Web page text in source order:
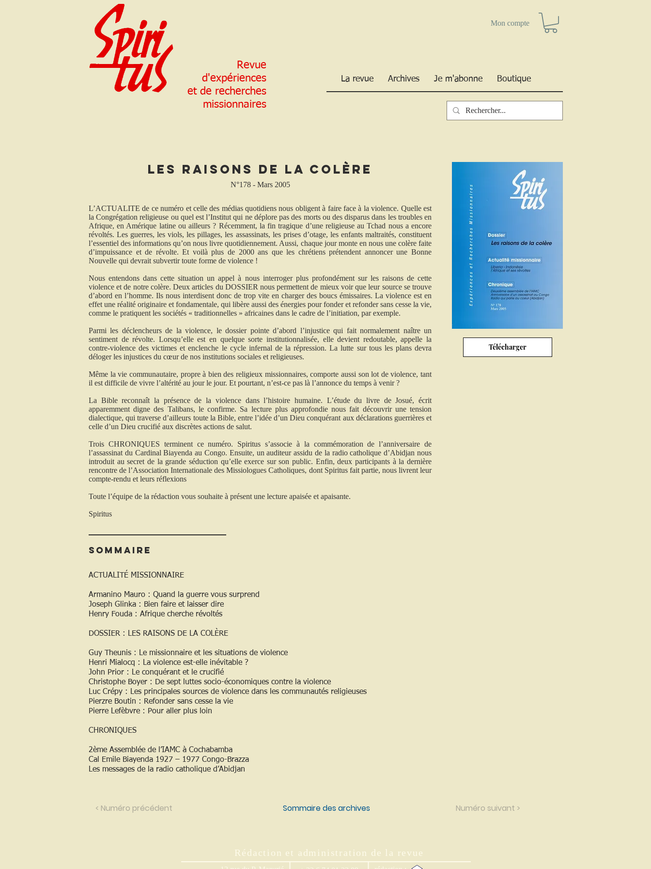
Revue
d'expériences
et de recherches
missionnaires
Mon compte
La revue Archives Je m'abonne Boutique
Les raisons de la colère
N°178 - Mars 2005
L’ACTUALITE de ce numéro et celle des médias quotidiens nous obligent à faire face à la violence. Quelle est
la Congrégation religieuse ou quel est l’Institut qui ne déplore pas des morts ou des disparus dans les troubles en
Afrique, en Amérique latine ou ailleurs ? Récemment, la fin tragique d’une religieuse au Tchad nous a encore
révoltés. Les guerres, les viols, les pillages, les assassinats, les prises d’otage, les enfants maltraités, constituent
l’essentiel des informations qu’on nous livre quotidiennement. Aussi, chaque jour monte en nous une colère faite
d’impuissance et de révolte. Et voilà plus de 2000 ans que les chrétiens prétendent annoncer une Bonne
Nouvelle qui devrait subvertir toute forme de violence !
Nous entendons dans cette situation un appel à nous interroger plus profondément sur les raisons de cette
violence et de notre colère. Deux articles du DOSSIER nous permettent de mieux voir que leur source se trouve
d’abord en l’homme. Ils nous interdisent donc de trop vite en charger des boucs émissaires. La violence est en
effet une réalité originaire et fondamentale, qui libère aussi des énergies pour fonder et refonder sans cesse la vie,
comme le pratiquent les sociétés « traditionnelles » africaines dans le cadre de l’initiation, par exemple.
Parmi les déclencheurs de la violence, le dossier pointe d’abord l’injustice qui fait normalement naître un
sentiment de révolte. Lorsqu’elle est en quelque sorte institutionnalisée, elle devient redoutable, appelle la
contre-violence des victimes et enclenche le cycle infernal de la répression. La lutte sur tous les plans devra
déloger les injustices du cœur de nos institutions sociales et religieuses.
Même la vie communautaire, propre à bien des religieux missionnaires, comporte aussi son lot de violence, tant
il est difficile de vivre l’altérité au jour le jour. Et pourtant, n’est-ce pas là l’annonce du temps à venir ?
La Bible reconnaît la présence de la violence dans l’histoire humaine. L’étude du livre de Josué, écrit
apparemment digne des Talibans, le confirme. Sa lecture plus approfondie nous fait découvrir une tension
dialectique, qui traverse d’ailleurs toute la Bible, entre l’idée d’un Dieu conquérant aux déclarations guerrières et
celle d’un Dieu crucifié aux discrètes actions de salut.
Trois CHRONIQUES terminent ce numéro. Spiritus s’associe à la commémoration de l’anniversaire de
l’assassinat du Cardinal Biayenda au Congo. Ensuite, un auditeur assidu de la radio catholique d’Abidjan nous
introduit au secret de la grande séduction qu’elle exerce sur son public. Enfin, deux participants à la dernière
rencontre de l’Association Internationale des Missiologues Catholiques, dont Spiritus fait partie, nous livrent leur
compte-rendu et leurs réflexions
Toute l’équipe de la rédaction vous souhaite à présent une lecture apaisée et apaisante.
Spiritus
Télécharger
Sommaire
ACTUALITÉ MISSIONNAIRE
Armanino Mauro : Quand la guerre vous surprend
Joseph Glinka : Bien faire et laisser dire
Henry Fouda : Afrique cherche révoltés
DOSSIER : LES RAISONS DE LA COLÈRE
Guy Theunis : Le missionnaire et les situations de violence
Henri Mialocq : La violence est-elle inévitable ?
John Prior : Le conquérant et le crucifié
Christophe Boyer : De sept luttes socio-économiques contre la violence
Luc Crépy : Les principales sources de violence dans les communautés religieuses
Pierzre Boutin : Refonder sans cesse la vie
Pierre Lefèbvre : Pour aller plus loin
CHRONIQUES
2ème Assemblée de l’IAMC à Cochabamba
Cal Emile Biayenda 1927 – 1977 Congo-Brazza
Les messages de la radio catholique d’Abidjan
< Numéro précédent Sommaire des archives Numéro suivant >
Rédaction et administration de la revue